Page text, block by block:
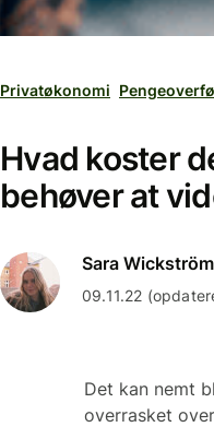
Privatøkonomi
Hvad koster
behøver at
Sara Wickström
09.11.22
Det kan nemt
overrasket